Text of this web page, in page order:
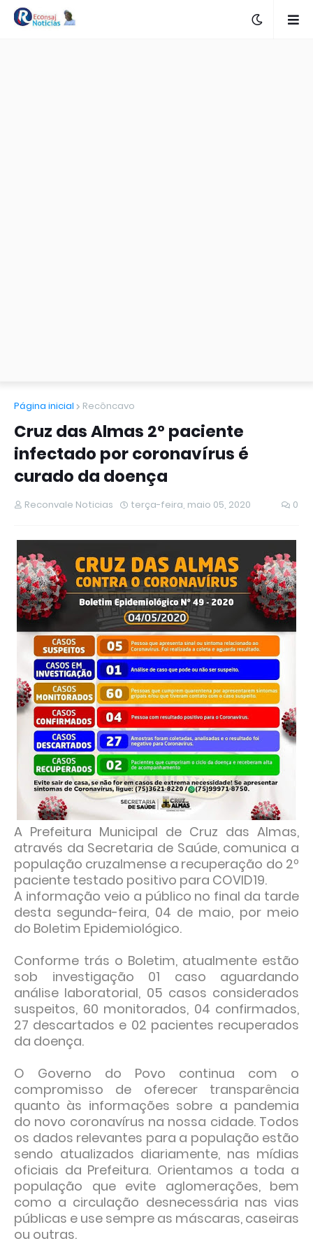
Página inicial Recôncavo
Cruz das Almas 2° paciente
infectado por coronavírus é
curado da doença
Reconvale Noticias terça-feira, maio 05, 2020 0
A Prefeitura Municipal de Cruz das Almas,
através da Secretaria de Saúde, comunica a
população cruzalmense a recuperação do 2º
paciente testado positivo para COVID19.
A informação veio a público no final da tarde
desta segunda-feira, 04 de maio, por meio
do Boletim Epidemiológico.
Conforme trás o Boletim, atualmente estão
sob investigação 01 caso aguardando
análise laboratorial, 05 casos considerados
suspeitos, 60 monitorados, 04 confirmados,
27 descartados e 02 pacientes recuperados
da doença.
O Governo do Povo continua com o
compromisso de oferecer transparência
quanto às informações sobre a pandemia
do novo coronavírus na nossa cidade. Todos
os dados relevantes para a população estão
sendo atualizados diariamente, nas mídias
oficiais da Prefeitura. Orientamos a toda a
população que evite aglomerações, bem
como a circulação desnecessária nas vias
públicas e use sempre as máscaras, caseiras
ou outras.